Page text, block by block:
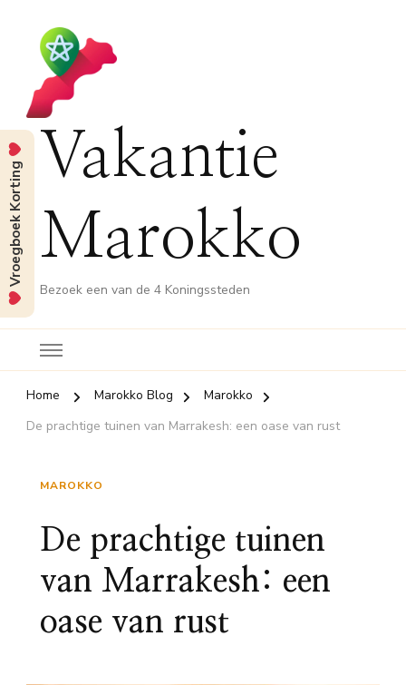
Vakantie
Marokko
Bezoek een van de 4 Koningssteden
Home Marokko Blog
Marokko
De prachtige tuinen van Marrakesh: een oase van rust
MAROKKO
De prachtige tuinen
van Marrakesh: een
oase van rust
Vroegboek Korting